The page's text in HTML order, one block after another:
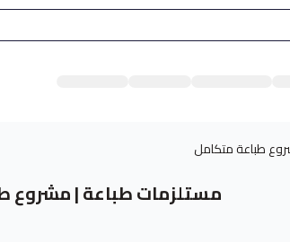
حرارية
طباعة متكامل
مستلزمات طباعة | مشروع